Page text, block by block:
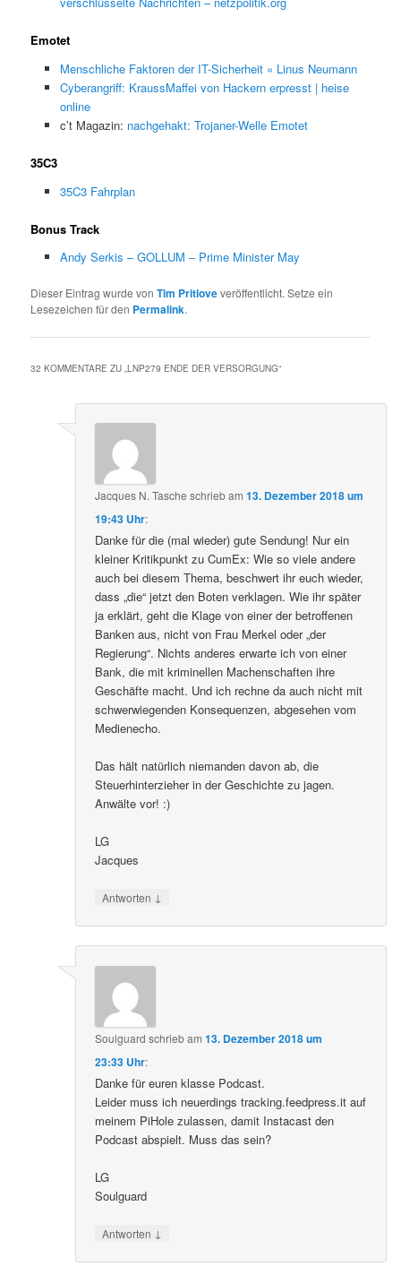
Emotet
Menschliche Faktoren der IT-Sicherheit « Linus Neumann
Cyberangriff: KraussMaffei von Hackern erpresst | heise
online
c’t Magazin: nachgehakt: Trojaner-Welle Emotet
35C3
35C3 Fahrplan
Bonus Track
Andy Serkis – GOLLUM – Prime Minister May
Dieser Eintrag wurde vonTim Pritloveveröffentlicht. Setze ein
Lesezeichen für den Permalink.
32 KOMMENTARE ZU „LNP279 ENDE DER VERSORGUNG“
Jacques N. Tasche schriebam13. Dezember 2018 um
19:43 Uhr:
Danke für die (mal wieder) gute Sendung! Nur ein
kleiner Kritikpunkt zu CumEx: Wie so viele andere
auch bei diesem Thema, beschwert ihr euch wieder,
dass „die“ jetzt den Boten verklagen. Wie ihr später
ja erklärt, geht die Klage von einer der betroffenen
Banken aus, nicht von Frau Merkel oder „der
Regierung“. Nichts anderes erwarte ich von einer
Bank, die mit kriminellen Machenschaften ihre
Geschäfte macht. Und ich rechne da auch nicht mit
schwerwiegenden Konsequenzen, abgesehen vom
Medienecho.
Das hält natürlich niemanden davon ab, die
Steuerhinterzieher in der Geschichte zu jagen.
Anwälte vor! :)
LG
Jacques
Antworten ↓
Soulguard schriebam13. Dezember 2018 um
23:33 Uhr:
Danke für euren klasse Podcast.
Leider muss ich neuerdings tracking.feedpress.it auf
meinem PiHole zulassen, damit Instacast den
Podcast abspielt. Muss das sein?
LG
Soulguard
Antworten ↓